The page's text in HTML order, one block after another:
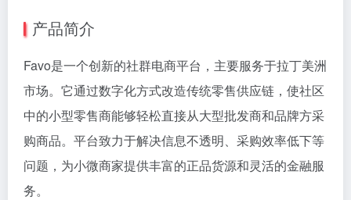
产品简介
Favo是一个创新的社群电商平台，主要服务于拉丁美洲
市场。它通过数字化方式改造传统零售供应链，使社区
中的小型零售商能够轻松直接从大型批发商和品牌方采
购商品。平台致力于解决信息不透明、采购效率低下等
问题，为小微商家提供丰富的正品货源和灵活的金融服
务。